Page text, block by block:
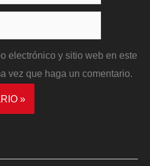
electrónico y sitio web en este
vez que haga un comentario.